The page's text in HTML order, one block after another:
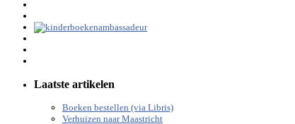
Laatste artikelen
Boeken bestellen (via Libris)
Verhuizen naar Maastricht